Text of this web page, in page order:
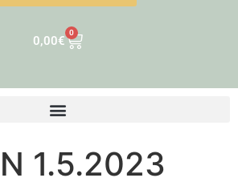
0,00€
0
1.5.2023